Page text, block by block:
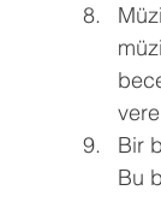
Bir
Bu